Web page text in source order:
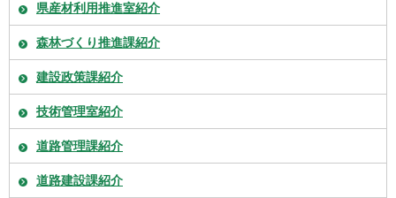
県産材利用推進室紹介
森林づくり推進課紹介
建設政策課紹介
技術管理室紹介
道路管理課紹介
道路建設課紹介